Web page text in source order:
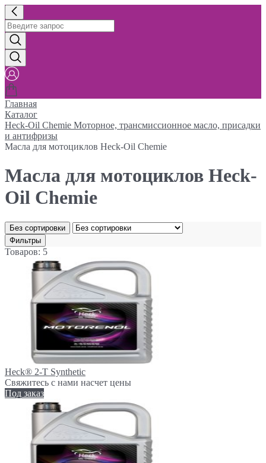
Главная
Каталог
Heck-Oil Chemie Моторное, трансмиссионное масло, присадки
и антифризы
Масла для мотоциклов Heck-Oil Chemie
Масла для мотоциклов Heck-
Oil Chemie
Без сортировки
Фильтры
Товаров: 5
Heck® 2-T Synthetic
Свяжитесь с нами насчет цены
Под заказ